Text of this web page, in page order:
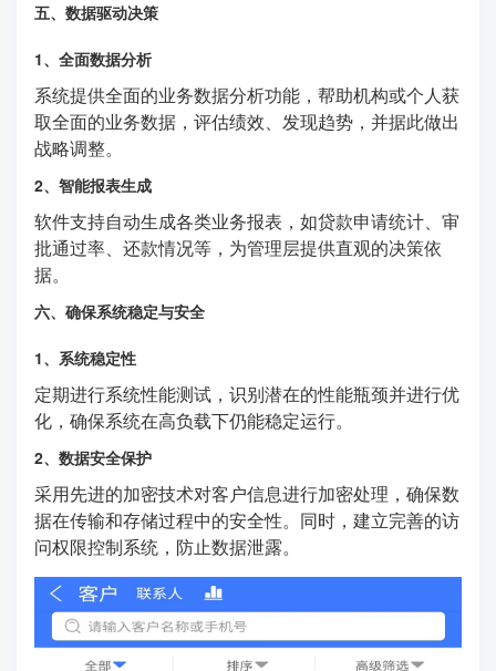
五、数据驱动决策
1、全面数据分析
系统提供全面的业务数据分析功能，帮助机构或个人获
取全面的业务数据，评估绩效、发现趋势，并据此做出
战略调整。
2、智能报表生成
软件支持自动生成各类业务报表，如贷款申请统计、审
批通过率、还款情况等，为管理层提供直观的决策依
据。
六、确保系统稳定与安全
1、系统稳定性
定期进行系统性能测试，识别潜在的性能瓶颈并进行优
化，确保系统在高负载下仍能稳定运行。
2、数据安全保护
采用先进的加密技术对客户信息进行加密处理，确保数
据在传输和存储过程中的安全性。同时，建立完善的访
问权限控制系统，防止数据泄露。